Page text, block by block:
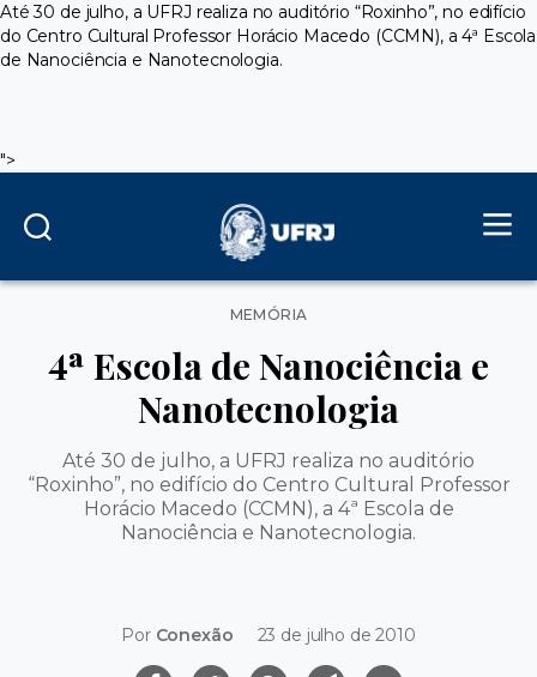
Até 30 de julho, a UFRJ realiza no auditório “Roxinho”, no edifício
do Centro Cultural Professor Horácio Macedo (CCMN), a 4ª Escola
de Nanociência e Nanotecnologia.
">
Categorias
MEMÓRIA
4ª Escola de Nanociência e
Nanotecnologia
Até 30 de julho, a UFRJ realiza no auditório
“Roxinho”, no edifício do Centro Cultural Professor
Horácio Macedo (CCMN), a 4ª Escola de
Nanociência e Nanotecnologia.
Por Conexão 23 de julho de 2010